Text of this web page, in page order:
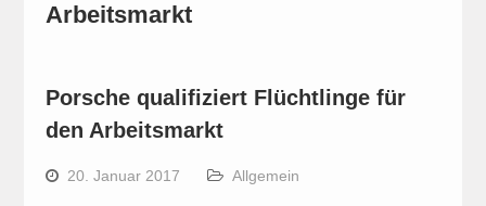
Arbeitsmarkt
Porsche qualifiziert Flüchtlinge für
den Arbeitsmarkt
20. Januar 2017 Allgemein